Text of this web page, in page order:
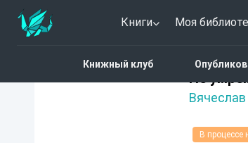
Книги Моя
Книжный клуб
Не
Нет оценок
В процессе